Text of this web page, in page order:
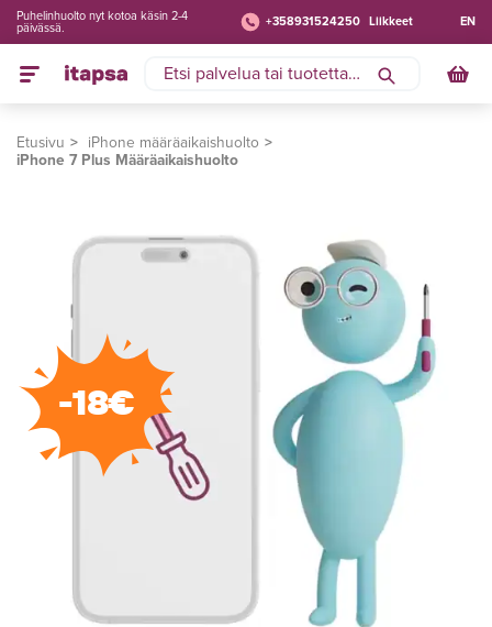
+358931524250 Liikkeet
Puhelinhuolto nyt kotoa käsin 2-4
päivässä.
EN
Etusivu
iPhone määräaikaishuolto
iPhone 7 Plus Määräaikaishuolto
-18€